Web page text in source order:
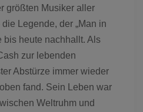
größten Musiker aller
Legende, der „Man in
bis heute nachhallt. Als
zur lebenden
Abstürze immer wieder
fand. Sein Leben war
Weltruhm und